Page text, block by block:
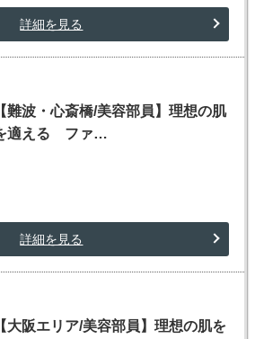
詳細を見る
【難波・心斎橋/美容部員】理想の肌
適える ファ…
詳細を見る
【大阪エリア/美容部員】理想の肌を